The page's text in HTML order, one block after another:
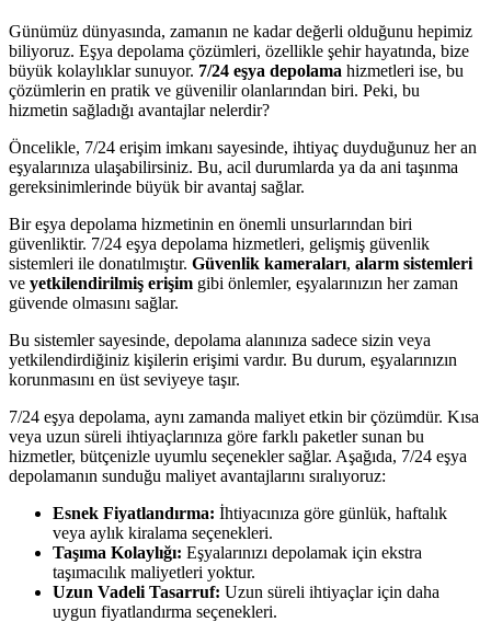
Günümüz dünyasında, zamanın ne kadar değerli olduğunu hepimiz
biliyoruz. Eşya depolama çözümleri, özellikle şehir hayatında, bize
büyük kolaylıklar sunuyor. 7/24 eşya depolama hizmetleri ise, bu
çözümlerin en pratik ve güvenilir olanlarından biri. Peki, bu
hizmetin sağladığı avantajlar nelerdir?
Öncelikle, 7/24 erişim imkanı sayesinde, ihtiyaç duyduğunuz her an
eşyalarınıza ulaşabilirsiniz. Bu, acil durumlarda ya da ani taşınma
gereksinimlerinde büyük bir avantaj sağlar.
Bir eşya depolama hizmetinin en önemli unsurlarından biri
güvenliktir. 7/24 eşya depolama hizmetleri, gelişmiş güvenlik
sistemleri ile donatılmıştır. Güvenlik kameraları, alarm sistemleri
ve yetkilendirilmiş erişim gibi önlemler, eşyalarınızın her zaman
güvende olmasını sağlar.
Bu sistemler sayesinde, depolama alanınıza sadece sizin veya
yetkilendirdiğiniz kişilerin erişimi vardır. Bu durum, eşyalarınızın
korunmasını en üst seviyeye taşır.
7/24 eşya depolama, aynı zamanda maliyet etkin bir çözümdür. Kısa
veya uzun süreli ihtiyaçlarınıza göre farklı paketler sunan bu
hizmetler, bütçenizle uyumlu seçenekler sağlar. Aşağıda, 7/24 eşya
depolamanın sunduğu maliyet avantajlarını sıralıyoruz:
Esnek Fiyatlandırma: İhtiyacınıza göre günlük, haftalık
veya aylık kiralama seçenekleri.
Taşıma Kolaylığı: Eşyalarınızı depolamak için ekstra
taşımacılık maliyetleri yoktur.
Uzun Vadeli Tasarruf: Uzun süreli ihtiyaçlar için daha
uygun fiyatlandırma seçenekleri.